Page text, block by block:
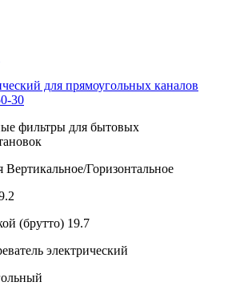
для прямоугольных каналов
30
фильтры для бытовых
Вертикальное/Горизонтальное
(брутто) 19.7
электрический